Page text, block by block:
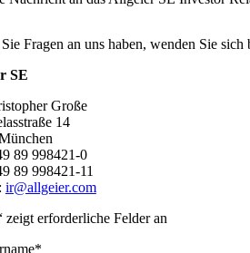
Fragen an uns haben, wenden Sie
SE
Große
14
89 998421-0
89 998421-11
ir@allgeier.com
zeigt erforderliche Felder an
*